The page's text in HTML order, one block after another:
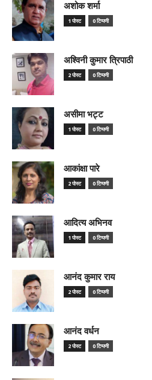
अशोक शर्मा
1 पोस्ट 0 टिप्पणी
अश्विनी कुमार त्रिपाठी
2 पोस्ट 0 टिप्पणी
असीमा भट्ट
1 पोस्ट 0 टिप्पणी
आकांक्षा पारे
2 पोस्ट 0 टिप्पणी
आदित्य अभिनव
1 पोस्ट 0 टिप्पणी
आनंद कुमार राय
2 पोस्ट 0 टिप्पणी
आनंद वर्धन
2 पोस्ट 0 टिप्पणी